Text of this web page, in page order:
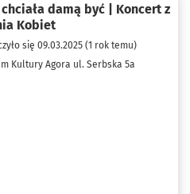
damą być | Koncert z
Kobiet
się 09.03.2025 (1 rok temu)
Kultury Agora ul. Serbska 5a